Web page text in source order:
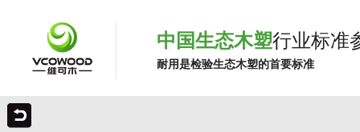
中国生态木塑行业标准
耐用是检验生态木塑的首要标准